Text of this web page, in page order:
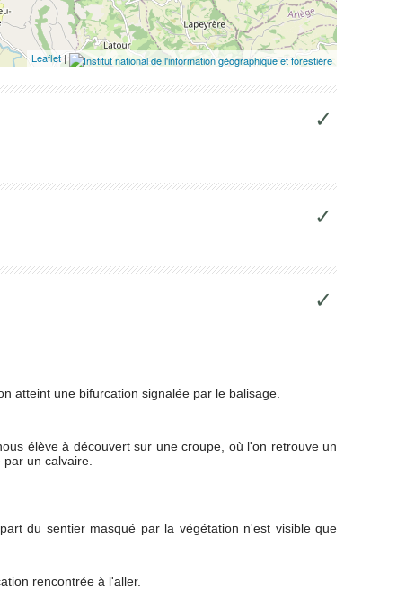
Leaflet|
✓
✓
✓
atteint une bifurcation signalée par le balisage.
élève à découvert sur une croupe, où l'on retrouve un
un calvaire.
du sentier masqué par la végétation n'est visible que
rencontrée à l'aller.